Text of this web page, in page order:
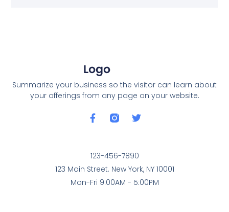
Summarize your business so the visitor can learn about
your offerings from any page on your website.
123-456-7890
123 Main Street. New York, NY 10001
Mon-Fri 9:00AM - 5:00PM